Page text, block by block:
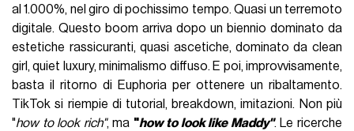
al 1.000%, nel giro di pochissimo tempo. Quasi un terremoto
digitale. Questo boom arriva dopo un biennio dominato da
estetiche rassicuranti, quasi ascetiche, dominato da clean
girl, quiet luxury, minimalismo diffuso. E poi, improvvisamente,
basta il ritorno di Euphoria per ottenere un ribaltamento.
TikTok si riempie di tutorial, breakdown, imitazioni. Non più
"how to look rich", ma "how to look like Maddy". Le ricerche